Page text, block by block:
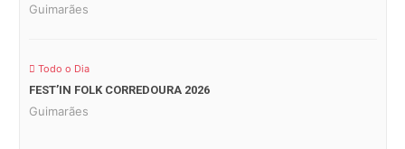
Guimarães
Todo o Dia
FEST’IN FOLK CORREDOURA 2026
Guimarães